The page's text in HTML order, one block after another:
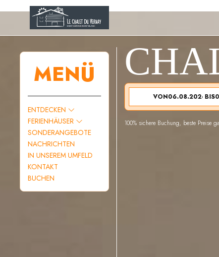
MENÜ
ENTDECKEN
FERIENHÄUSER
SONDERANGEBOTE
NACHRICHTEN
IN UNSEREM UMFELD
KONTAKT
BUCHEN
VON BIS
100% sichere Buchung, beste Preise